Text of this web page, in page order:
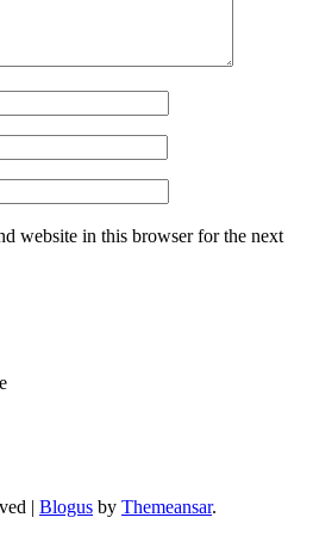
website in this browser for the next
| Blogus by Themeansar.